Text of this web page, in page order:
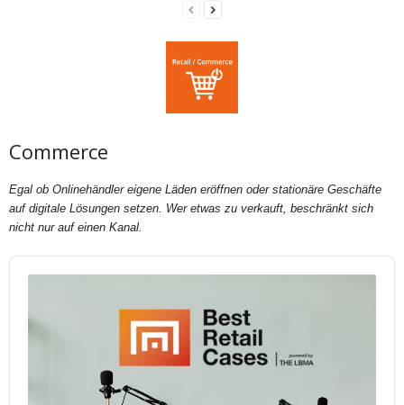
Commerce
Egal ob Onlinehändler eigene Läden eröffnen oder stationäre Geschäfte
auf digitale Lösungen setzen. Wer etwas zu verkauft, beschränkt sich
nicht nur auf einen Kanal.
Audio
Player